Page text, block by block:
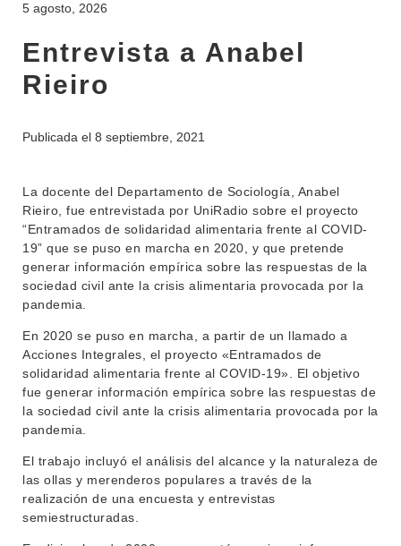
INSTITUCIONAL
DEPARTAMENTOS
INVESTIGACIÓN
EXTENSIÓN
SERVICIOS
LLAMADOS
NOTICIAS
BEDELÍA
EVA FCS
OFERTA DE GRADO
POSGRADOS
EDUCACIÓN PERMANENTE
MOVILIDAD ACADÉMICA
BIBLIOTECA
5 agosto, 2026
Entrevista a Anabel
Rieiro
Publicada el 8 septiembre, 2021
La docente del Departamento de Sociología, Anabel
Rieiro, fue entrevistada por UniRadio sobre el proyecto
“Entramados de solidaridad alimentaria frente al COVID-
19” que se puso en marcha en 2020, y que pretende
generar información empírica sobre las respuestas de la
sociedad civil ante la crisis alimentaria provocada por la
pandemia.
En 2020 se puso en marcha, a partir de un llamado a
Acciones Integrales, el proyecto «Entramados de
solidaridad alimentaria frente al COVID-19». El objetivo
fue generar información empírica sobre las respuestas de
la sociedad civil ante la crisis alimentaria provocada por la
pandemia.
El trabajo incluyó el análisis del alcance y la naturaleza de
las ollas y merenderos populares a través de la
realización de una encuesta y entrevistas
semiestructuradas.